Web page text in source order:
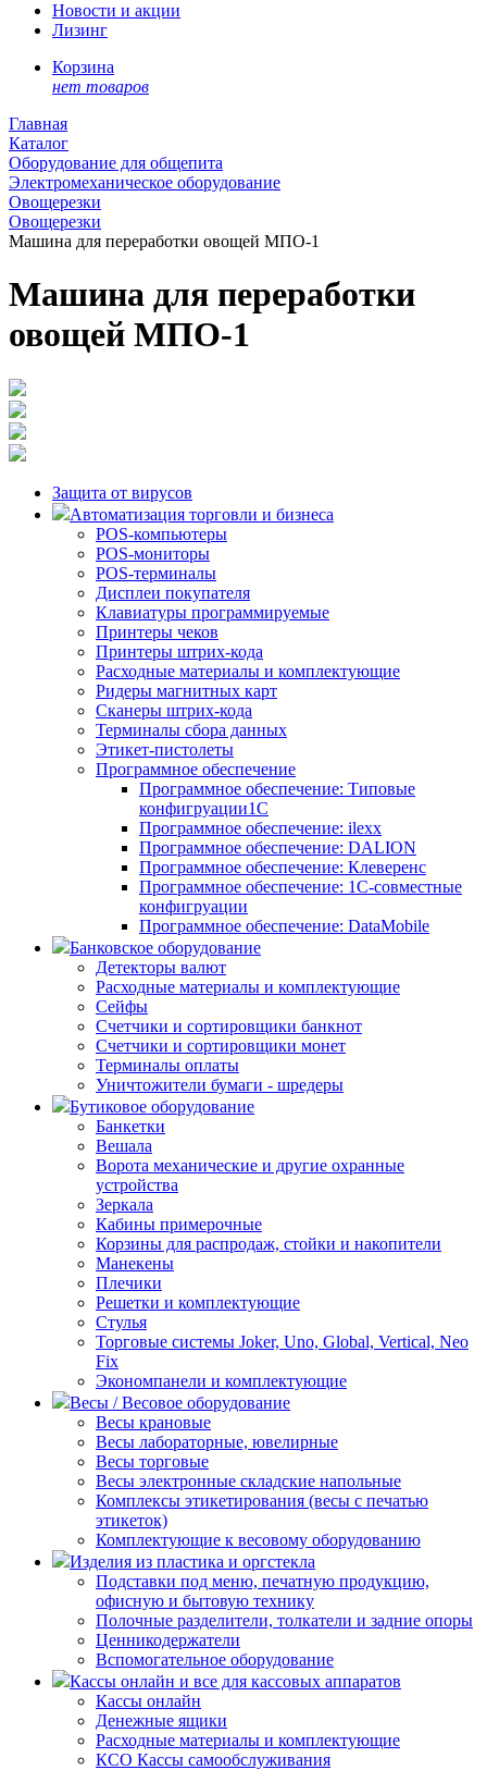
Новости и акции
Лизинг
Корзина
нет товаров
Главная
Каталог
Оборудование для общепита
Электромеханическое оборудование
Овощерезки
Овощерезки
Машина для переработки овощей МПО-1
Машина для переработки
овощей МПО-1
Защита от вирусов
Автоматизация торговли и бизнеса
POS-компьютеры
POS-мониторы
POS-терминалы
Дисплеи покупателя
Клавиатуры программируемые
Принтеры чеков
Принтеры штрих-кода
Расходные материалы и комплектующие
Ридеры магнитных карт
Сканеры штрих-кода
Терминалы сбора данных
Этикет-пистолеты
Программное обеспечение
Программное обеспечение: Типовые
конфигруации1С
Программное обеспечение: ilexx
Программное обеспечение: DALION
Программное обеспечение: Клеверенс
Программное обеспечение: 1С-совместные
конфигруации
Программное обеспечение: DataMobile
Банковское оборудование
Детекторы валют
Расходные материалы и комплектующие
Сейфы
Счетчики и сортировщики банкнот
Счетчики и сортировщики монет
Терминалы оплаты
Уничтожители бумаги - шредеры
Бутиковое оборудование
Банкетки
Вешала
Ворота механические и другие охранные
устройства
Зеркала
Кабины примерочные
Корзины для распродаж, стойки и накопители
Манекены
Плечики
Решетки и комплектующие
Стулья
Торговые системы Joker, Uno, Global, Vertical, Neo
Fix
Экономпанели и комплектующие
Весы / Весовое оборудование
Весы крановые
Весы лабораторные, ювелирные
Весы торговые
Весы электронные складские напольные
Комплексы этикетирования (весы с печатью
этикеток)
Комплектующие к весовому оборудованию
Изделия из пластика и оргстекла
Подставки под меню, печатную продукцию,
офисную и бытовую технику
Полочные разделители, толкатели и задние опоры
Ценникодержатели
Вспомогательное оборудование
Кассы онлайн и все для кассовых аппаратов
Кассы онлайн
Денежные ящики
Расходные материалы и комплектующие
КСО Кассы самообслуживания